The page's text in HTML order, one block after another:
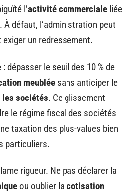
l’activité commerciale liée
À défaut, l’administration peut
un redressement.
dépasser le seuil des 10 % de
meublée sans anticiper le
les sociétés. Ce glissement
le régime fiscal des sociétés
taxation des plus-values bien
particuliers.
rigueur. Ne pas déclarer la
ou oublier la cotisation